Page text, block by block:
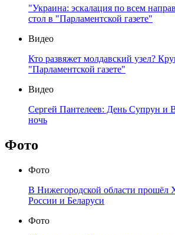
"Украина: эскалация по всем
стол в "Парламентской газете"
Видео
Кто развяжет молдавский узел?
"Парламентской газете"
Видео
Сергей Пантелеев: День Супрун и
ночь
Фото
Фото
В Нижегородской области прошёл
России и Беларуси
Фото